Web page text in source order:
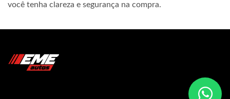
você tenha clareza e segurança na compra.